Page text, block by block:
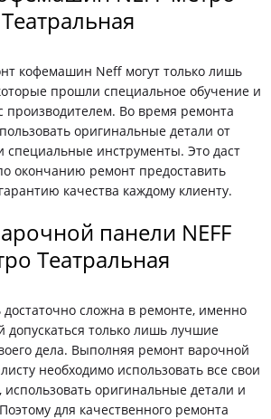
Театральная
кофемашин Neff могут только лишь
прошли специальное обучение и
производителем. Во время ремонта
оригинальные детали от
специальные инструменты. Это даст
окончанию ремонт предоставить
качества каждому клиенту.
панели NEFF
Театральная
сложна в ремонте, именно
допускаться только лишь лучшие
дела. Выполняя ремонт варочной
необходимо использовать все свои
оригинальные детали и
для качественного ремонта